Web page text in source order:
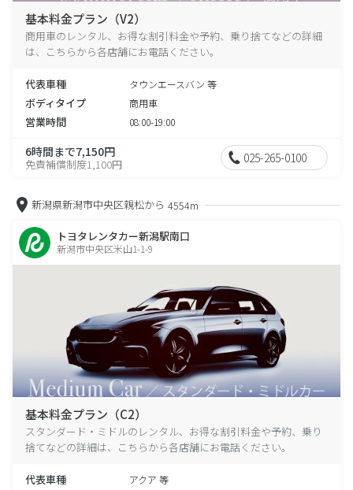
基本料金プラン（V2）
商用車のレンタル、お得な割引料金や予約、乗り捨てなどの詳細
は、こちらから各店舗にお電話ください。
代表車種 タウンエースバン 等
ボディタイプ 商用車
営業時間 08:00-19:00
6時間まで7,150円
免責補償制度1,100円 025-265-0100
新潟県新潟市中央区親松から 4554m
トヨタレンタカー新潟駅南口
新潟市中央区米山1-1-9
基本料金プラン（C2）
スタンダード・ミドルのレンタル、お得な割引料金や予約、乗り
捨てなどの詳細は、こちらから各店舗にお電話ください。
代表車種 アクア 等